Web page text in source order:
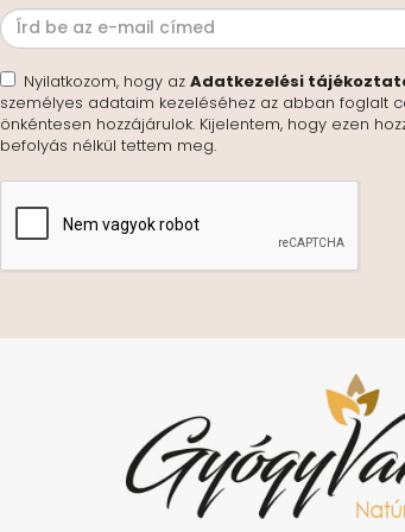
Nyilatkozom, hogy az Adatkezelési
személyes adataim kezeléséhez az abban foglalt
önkéntesen hozzájárulok. Kijelentem, hogy ezen
befolyás nélkül tettem meg.